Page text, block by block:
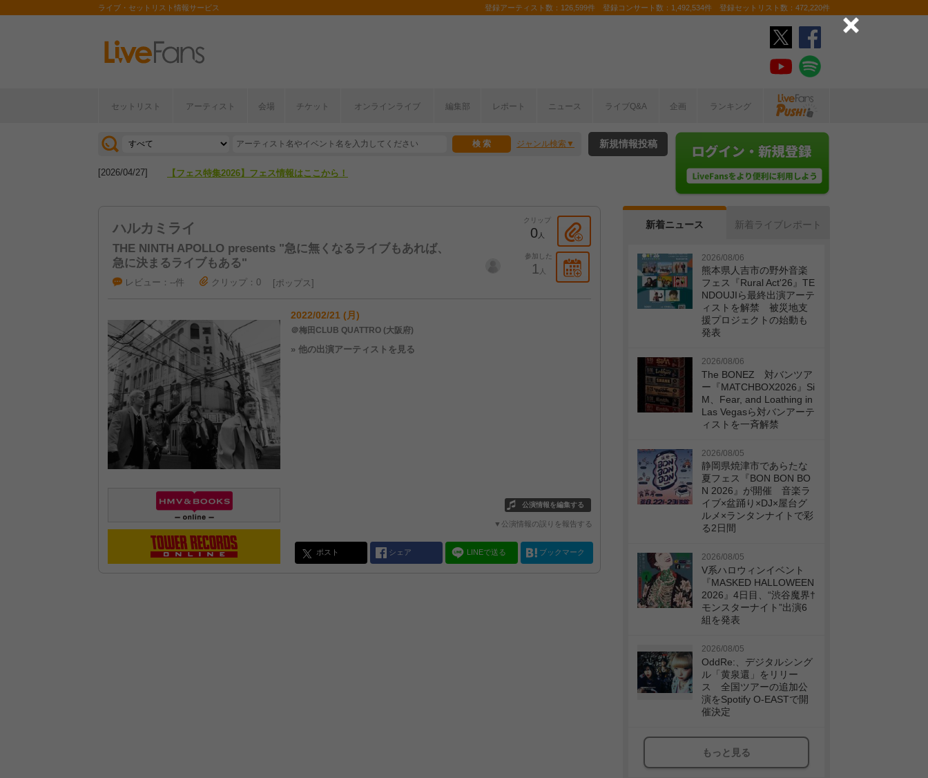
ライブ・セットリスト情報サービス 登録アーティスト数：126,599件 登録コンサート数：1,492,534件 登録セットリスト数：472,220件
セットリスト アーティスト 会場 チケット オンラインライブ 編集部 レポート ニュース ライブQ&A 企画 ランキング
ジャンル検索
[2026/07/28] 【ライブ動員ランキング】2026年上半期編発表！
[2026/04/27] 【フェス特集2026】フェス情報はここから！
新規情報投稿
ハルカミライ
THE NINTH APOLLO presents "急に無くなるライブもあれば、
急に決まるライブもある"
クリップ
0人
参加した
1 人
レビュー：--件 クリップ：0 ポップス
2022/02/21 (月)
＠梅田CLUB QUATTRO (大阪府)
» 他の出演アーティストを見る
公演情報を編集する
▼公演情報の誤りを報告する
ポスト シェア LINEで送る ブックマーク
新着ニュース 新着ライブレポート
2026/08/06
熊本県人吉市の野外音楽
フェス『Rural Act'26』TE
NDOUJIら最終出演アーテ
ィストを解禁 被災地支
援プロジェクトの始動も
発表
2026/08/06
The BONEZ 対バンツア
ー『MATCHBOX2026』Si
M、Fear, and Loathing in
Las Vegasら対バンアーテ
ィストを一斉解禁
2026/08/05
静岡県焼津市であらたな
夏フェス『BON BON BO
N 2026』が開催 音楽ラ
イブ×盆踊り×DJ×屋台グ
ルメ×ランタンナイトで彩
る2日間
2026/08/05
V系ハロウィンイベント
『MASKED HALLOWEEN
2026』4日目、“渋谷魔界†
モンスターナイト”出演6
組を発表
2026/08/05
OddRe:、デジタルシング
ル「黄泉還」をリリー
ス 全国ツアーの追加公
演をSpotify O-EASTで開
催決定
もっと見る